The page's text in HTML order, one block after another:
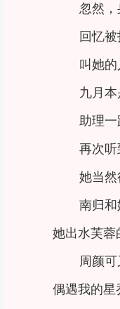
忽然，
回忆
叫她的
九月
助理
再次听
她当然
南归
她出水芙蓉
周颜
偶遇我的星